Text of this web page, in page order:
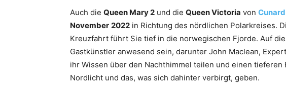
Auch die Queen Mary 2 und die Queen Victoria von Cunard
November 2022 in Richtung des nördlichen Polarkreises.
Kreuzfahrt führt Sie tief in die norwegischen Fjorde. Auf
Gastkünstler anwesend sein, darunter John Maclean,
ihr Wissen über den Nachthimmel teilen und einen tieferen
Nordlicht und das, was sich dahinter verbirgt, geben.